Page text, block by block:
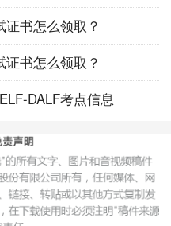
书怎么领取？
证书怎么领取？
DALF考点信息